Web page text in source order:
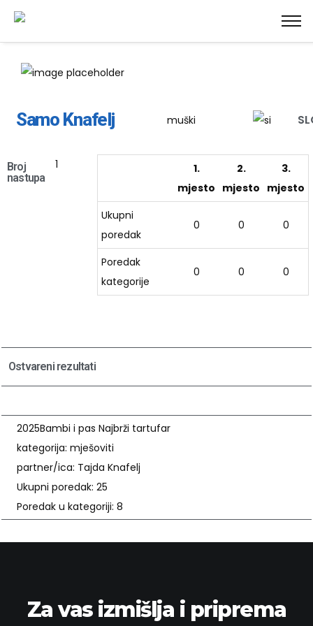
Samo Knafelj muški
Broj
nastupa
1
1.
mjesto
2.
mjesto
3.
mjesto
Ukupni
poredak
0 0 0
Poredak
kategorije
0 0 0
Ostvareni rezultati
2025Bambi i pas Najbrži tartufar
kategorija: mješoviti
partner/ica: Tajda Knafelj
Ukupni poredak: 25
Poredak u kategoriji: 8
Za vas izmišlja i priprema